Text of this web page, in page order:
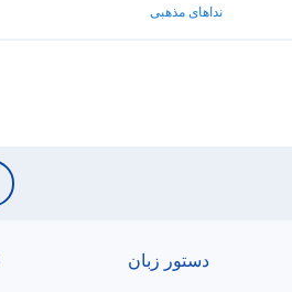
نداهای مذهبی
دستور زبان